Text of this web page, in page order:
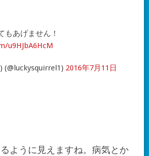
もあげません！
u9HJbA6HcM
(@luckysquirrel1) 2016年7月11日
ように見えますね。病気とか